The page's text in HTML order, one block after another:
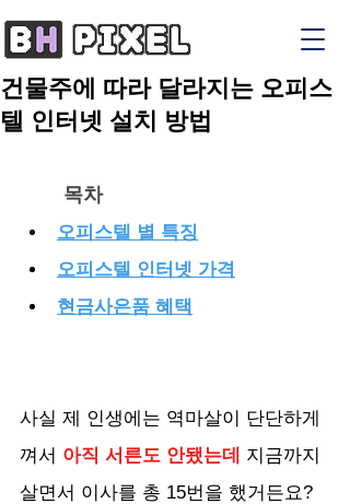
건물주에 따라 달라지는 오피스
텔 인터넷 설치 방법
목차
오피스텔 별 특징
오피스텔 인터넷 가격
현금사은품 혜택
사실 제 인생에는 역마살이 단단하게
껴서 아직 서른도 안됐는데 지금까지
살면서 이사를 총 15번을 했거든요?